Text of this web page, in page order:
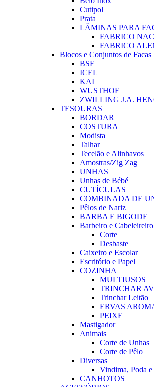
Cutipol
Prata
LÂMINAS PARA
FABRICO
FABRICO
Blocos e Conjuntos de Facas
BSF
ICEL
KAI
WUSTHOF
ZWILLING J.A.
TESOURAS
BORDAR
COSTURA
Modista
Talhar
Tecelão e Alinhavos
Amostras/Zig Zag
UNHAS
Unhas de Bébé
CUTÍCULAS
COMBINADA DE
Pêlos de Nariz
BARBA E BIGODE
Barbeiro e Cabeleireiro
Corte
Desbaste
Caixeiro e Escolar
Escritório e Papel
COZINHA
MULTIUSOS
TRINCHAR
Trinchar Leitão
ERVAS
PEIXE
Mastigador
Animais
Corte de Unhas
Corte de Pêlo
Diversas
Vindima, Poda e
CANHOTOS